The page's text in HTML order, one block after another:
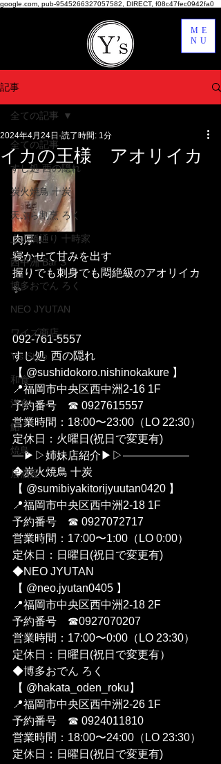
google.com, pub-9545266327057582, DIRECT, f08c47fec0942fa0
ME
NU
記事
全ての記事
すし処 西の隠れ
炭火焼鳥 十炭
天ぷら割烹 ろく
上人橋通り 十時家
西中洲 Bar S
博多おでん ろく
NEO JYUTAN
ワイズ商店
Y's Style
和食
洋食
鮨
焼鳥
居酒屋
全ての記事
イカの王様 アオリイカ
2024年4月24日 読了時間: 1分
肉厚！
寝かせて甘みを出す
握りでも刺身でも悶絶級のアオリイカ
✨
092-761-5557
すし処  西の隠れ
【 @sushidokoro.nishinokakure 】
📍福岡市中央区西中洲2-16 1F
予約番号　☎︎ 0927615557
営業時間：18:00〜23:00（LO 22:30）
定休日：火曜日(祝日で変更有)
—▶︎▷姉妹店紹介▶︎▷——————
◆炭火焼鳥 十炭
【 @sumibiyakitorijyuutan0420 】
📍福岡市中央区西中洲2-18 1F
予約番号　☎︎ 0927072717
営業時間：17:00〜1:00（LO 0:00）
定休日：日曜日(祝日で変更有)
◆NEO JYUTAN
【 @neo.jyutan0405 】
📍福岡市中央区西中洲2-18 2F
予約番号　☎︎0927070207
営業時間：17:00〜0:00（LO 23:30）
定休日：日曜日(祝日で変更有）
◆博多おでん ろく
【 @hakata_oden_roku】
📍福岡市中央区西中洲2-26 1F
予約番号　☎︎ 0924011810
営業時間：18:00〜24:00（LO 23:30）
定休日：日曜日(祝日で変更有)